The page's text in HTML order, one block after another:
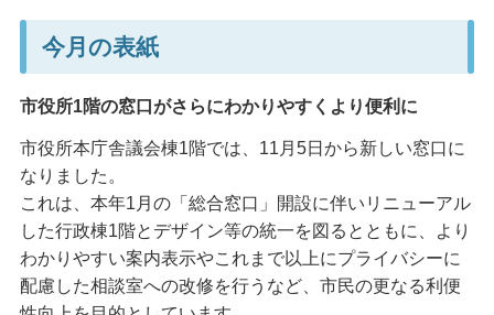
今月の表紙
市役所1階の窓口がさらにわかりやすくより便利に
市役所本庁舎議会棟1階では、11月5日から新しい窓口に
なりました。
これは、本年1月の「総合窓口」開設に伴いリニューアル
した行政棟1階とデザイン等の統一を図るとともに、より
わかりやすい案内表示やこれまで以上にプライバシーに
配慮した相談室への改修を行うなど、市民の更なる利便